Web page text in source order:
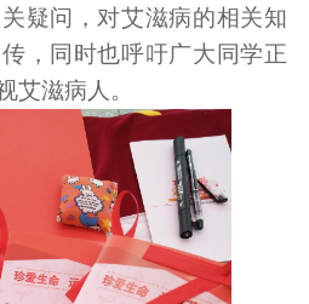
疑问，对艾滋病的相关知
，同时也呼吁广大同学正
艾滋病人。